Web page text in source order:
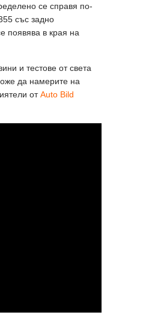
се справя по-
със задно
появява в края на
и тестове от света
да намерите на
отAuto Bild